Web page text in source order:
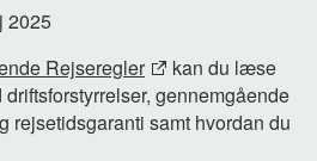
2025
Rejseregler
kan du læse
gennemgående
rejsetidsgaranti samt hvordan du